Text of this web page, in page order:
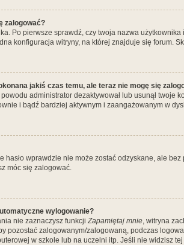
zalogować?
Po pierwsze sprawdź, czy twoja nazwa
konfiguracja witryny, na której znajduje się forum.
jakiś czas temu, ale teraz nie mogę się
administrator dezaktywował lub usunął twoje
i bądź bardziej aktywnym i zaangażowanym w
hasło wprawdzie nie może zostać odzyskane, ale
móc się zalogować.
wylogowanie?
nie zaznaczysz funkcjiZapamiętaj mnie, witryna
pozostać zalogowanym/zalogowaną, podczas
w szkole lub na uczelni itp. Jeśli nie widzisz tej